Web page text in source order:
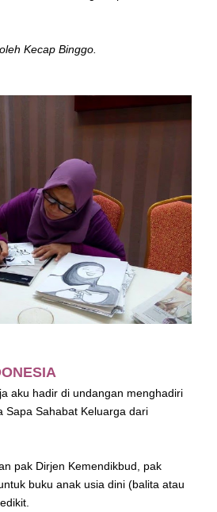
Kecap Binggo.
aku hadir di undangan menghadiri
Sapa Sahabat Keluarga dari
pak Dirjen Kemendikbud, pak
buku anak usia dini (balita atau